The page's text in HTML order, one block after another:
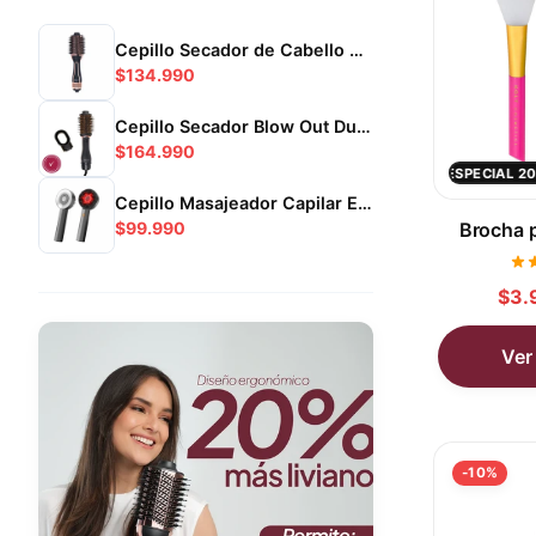
Cepillo Secador de Cabello ProDry Holy
$134.990
Cepillo Secador Blow Out Duo Holy
$164.990
Cepillo Masajeador Capilar Eléctrico – Estimulador de Crecimiento
$99.990
OFERTA ESPECIAL 20% OFF OFERTA ESPECIAL 20% OFF
Brocha
OFERTA ESPECIAL
-10%